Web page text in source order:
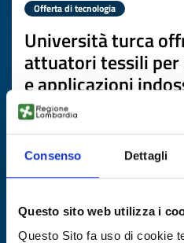
Consenso Dettagli
Questo sito web utilizza i
Questo Sito fa uso di cookie
Offerta di tecnologia
Università turca
attuatori tessili
e applicazioni
ID EEN: TOTR20260225002
Scade il19